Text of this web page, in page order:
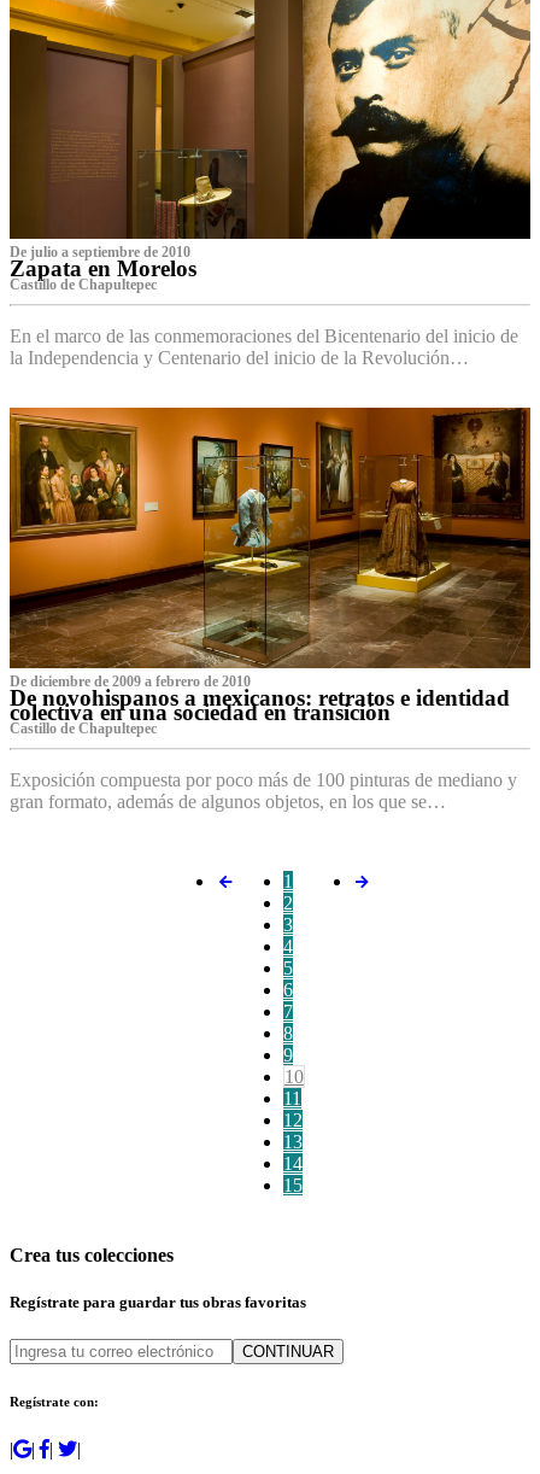
De julio a septiembre de 2010
Zapata en Morelos
Castillo de Chapultepec
En el marco de las conmemoraciones del Bicentenario del inicio de
la Independencia y Centenario del inicio de la Revolución…
De diciembre de 2009 a febrero de 2010
De novohispanos a mexicanos: retratos e identidad
colectiva en una sociedad en transición
Castillo de Chapultepec
Exposición compuesta por poco más de 100 pinturas de mediano y
gran formato, además de algunos objetos, en los que se…
1
2
3
4
5
6
7
8
9
10
11
12
13
14
15
Crea tus colecciones
Regístrate para guardar tus obras favoritas
CONTINUAR
Regístrate con:
| | | |